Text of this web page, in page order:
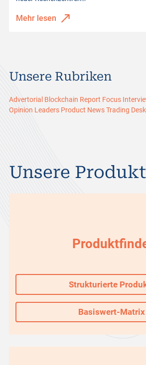
Mehr lesen
Unsere Rubriken
Advertorial Blockchain Report Focus
Opinion Leaders Product NewsTrading Desk
Unsere
Strukturierte
Basiswert-Matrix